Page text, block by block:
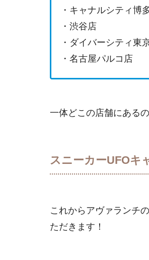
・キャナルシティ博
・渋谷店
・ダイバーシティ東
・名古屋パルコ店
一体どこの店舗にある
スニーカーUFOキ
これからアヴァランチ
ただきます！